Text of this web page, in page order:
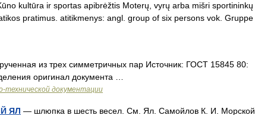
kultūra ir sportas apibrėžtis Moterų, vyrų arba mišri sportininkų
pratimus. atitikmenys: angl. group of six persons vok. Gruppe
из трех симметричных пар Источник: ГОСТ 15845 80:
оригинал документа …
технической документации
ЯЛ — шлюпка в шесть весел. См. Ял. Самойлов К. И. Морской